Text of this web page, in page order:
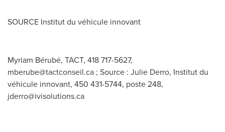
SOURCE Institut du véhicule innovant
Myriam Bérubé, TACT, 418 717-5627,
mberube@tactconseil.ca ; Source : Julie Derro, Institut du
véhicule innovant, 450 431-5744, poste 248,
jderro@ivisolutions.ca